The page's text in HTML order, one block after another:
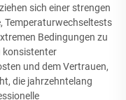
sich einer strengen
Temperaturwechseltests
Bedingungen zu
konsistenter
und dem Vertrauen,
die jahrzehntelang